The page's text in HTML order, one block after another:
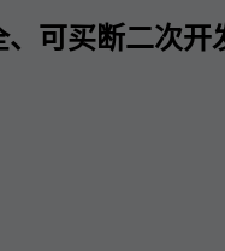
可买断二次